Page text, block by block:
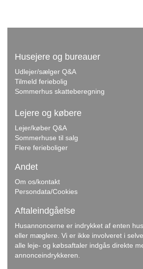
Husejere og bureauer
Udlejer/sælger Q&A
Tilmeld feriebolig
Sommerhus skatteberegning
Lejere og købere
Lejer/køber Q&A
Sommerhuse til salg
Flere ferieboliger
Andet
Om os/kontakt
Persondata/Cookies
Aftaleindgåelse
Husannoncerne er indrykket af enten
eller mæglere. Vi er ikke involveret i
alle leje- og købsaftaler indgås direkte
annonceindrykkeren.